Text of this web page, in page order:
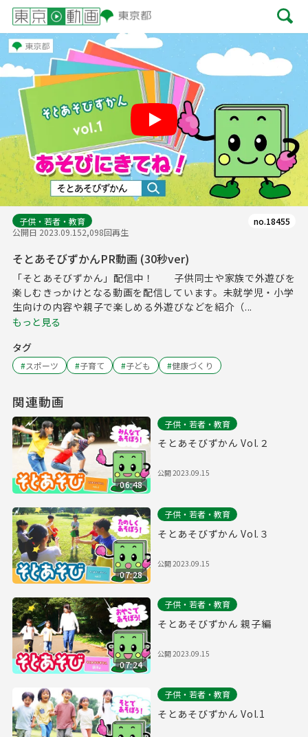
子供・若者・教育
公開日 2023.09.152,098回再生
no.18455
そとあそびずかんPR動画 (30秒ver)
「そとあそびずかん」配信中！ 子供同士や家族で外遊びを
楽しむきっかけとなる動画を配信しています。未就学児・小学
生向けの内容や親子で楽しめる外遊びなどを紹介（...
もっと見る
タグ
#スポーツ #子育て #子ども #健康づくり
関連動画
06:48
子供・若者・教育
そとあそびずかん Vol.２
公開2023.09.15
07:28
子供・若者・教育
そとあそびずかん Vol.３
公開2023.09.15
07:24
子供・若者・教育
そとあそびずかん 親子編
公開2023.09.15
子供・若者・教育
そとあそびずかん Vol.1